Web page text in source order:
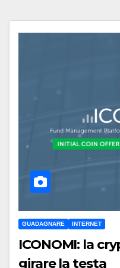
GUADAGNARE INTERNET
ICONOMI: la
girare la testa